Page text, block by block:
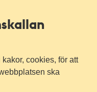
cookies, för att
ska